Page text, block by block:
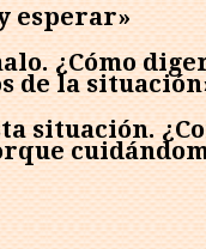
esperar»
¿Cómo
de la
situación.